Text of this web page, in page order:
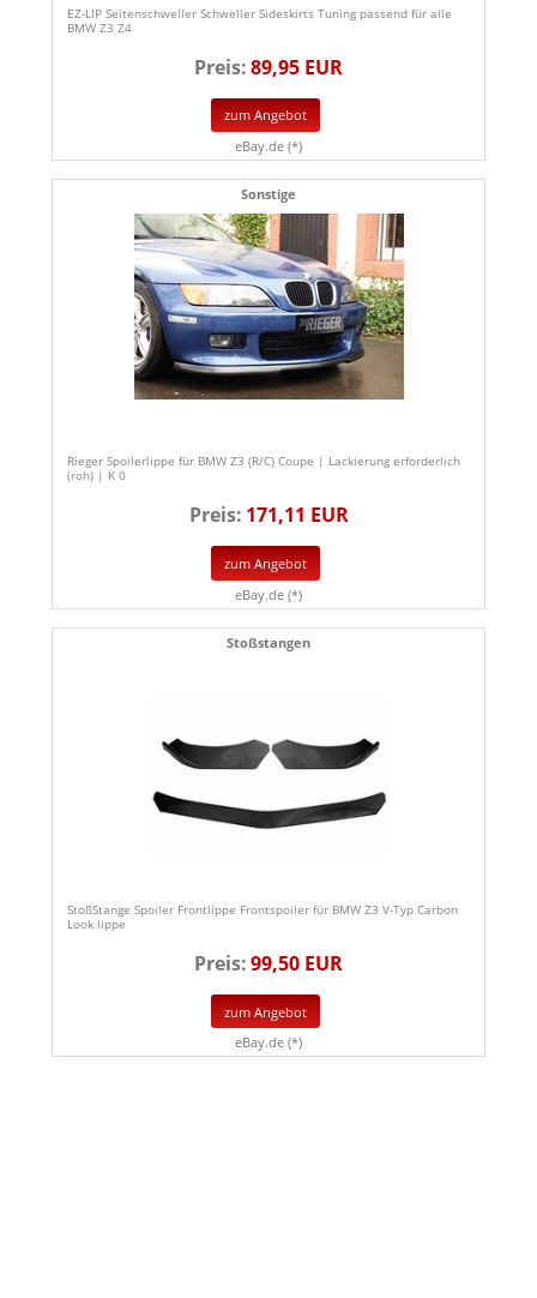
EZ-LIP Seitenschweller Schweller Sideskirts Tuning passend für alle
BMW Z3 Z4
Preis:89,95 EUR
zum Angebot
eBay.de (*)
Sonstige
Rieger Spoilerlippe für BMW Z3 (R/C) Coupe | Lackierung erforderlich
(roh) | K 0
Preis: 171,11 EUR
zum Angebot
eBay.de (*)
Stoßstangen
StoßStange Spoiler Frontlippe Frontspoiler für BMW Z3 V-Typ Carbon
Look lippe
Preis:99,50 EUR
zum Angebot
eBay.de (*)